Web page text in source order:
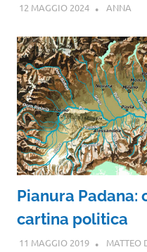
12 MAGGIO 2024 ANNA
Pianura Padana:
cartina politica
11 MAGGIO 2019 MATTEO